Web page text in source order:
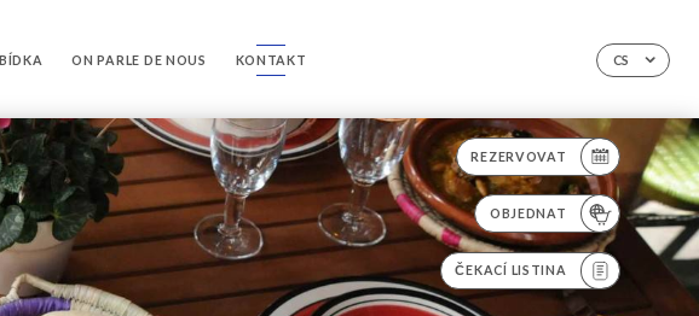
CS
ON PARLE DE NOUS KONTAKT
REZERVOVAT
OBJEDNAT
ČEKACÍ LISTINA